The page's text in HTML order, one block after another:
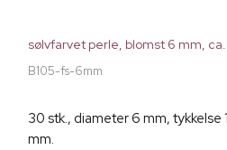
sølvfarvet perle, blomst 6 mm,
B105-fs-6mm
30 stk., diameter 6 mm, tykkelse
mm.